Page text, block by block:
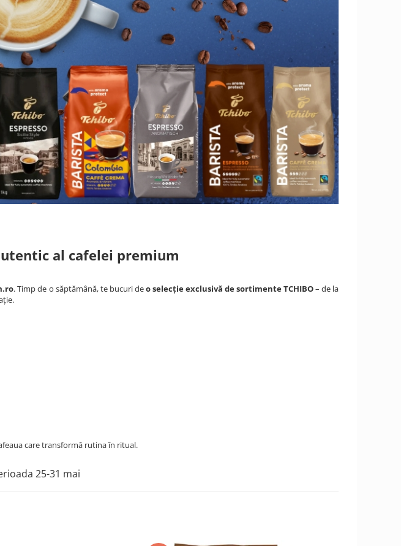
al cafelei premium
. Timp de o săptămână, te bucuri deo selecție exclusivă de sortimente TCHIBO– de la
care transformă rutina în ritual.
25-31 mai